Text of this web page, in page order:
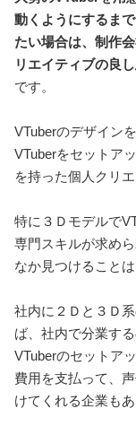
動くようにするま
たい場合は、制作
リエイティブの良
です。
VTuberのデザイン
VTuberをセットア
を持った個人クリ
特に３Ｄモデルで
専門スキルが求め
なか見つけることは
社内に２Ｄと３Ｄ
ば、社内で分業す
VTuberのセットア
費用を支払って、
けてくれる企業もあ